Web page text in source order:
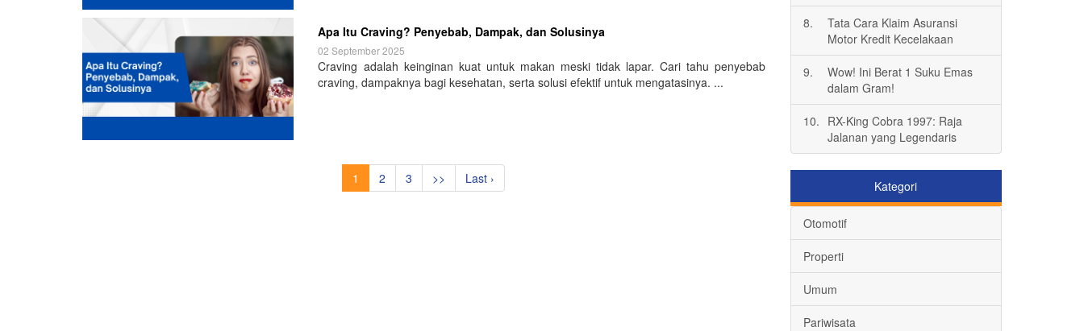
Apa Itu Craving? Penyebab, Dampak, dan Solusinya
02 September 2025
Craving adalah keinginan kuat untuk makan meski tidak lapar. Cari tahu penyebab
craving, dampaknya bagi kesehatan, serta solusi efektif untuk mengatasinya. ...
1 2 3 >> Last ›
8.
Tata Cara Klaim Asuransi
Motor Kredit Kecelakaan
9.
Wow! Ini Berat 1 Suku Emas
dalam Gram!
10. RX-King Cobra 1997: Raja
Jalanan yang Legendaris
Kategori
Otomotif
Properti
Umum
Pariwisata